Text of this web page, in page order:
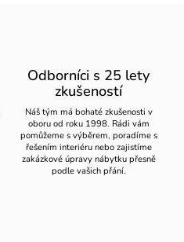
Odborníci s 25 lety
zkušeností
Náš tým má bohaté zkušenosti v
oboru od roku 1998. Rádi vám
pomůžeme s výběrem, poradíme s
řešením interiéru nebo zajistíme
zakázkové úpravy nábytku přesně
podle vašich přání.